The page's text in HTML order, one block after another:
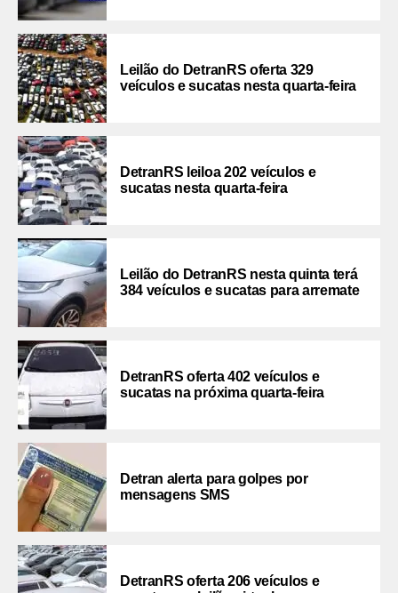
Leilão do DetranRS oferta 329
veículos e sucatas nesta quarta-feira
DetranRS leiloa 202 veículos e
sucatas nesta quarta-feira
Leilão do DetranRS nesta quinta terá
384 veículos e sucatas para arremate
DetranRS oferta 402 veículos e
sucatas na próxima quarta-feira
Detran alerta para golpes por
mensagens SMS
DetranRS oferta 206 veículos e